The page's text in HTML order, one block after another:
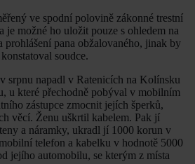
ve spodní polovině zákonné trestní
je možné ho uložit pouze s ohledem na
prohlášení pana obžalovaného, jinak by
soudce.
srpnu napadl v Ratenicích na Kolínsku
u které přechodně pobýval v mobilním
zástupce zmocnit jejích šperků,
věcí. Ženu uškrtil kabelem. Pak jí
a náramky, ukradl jí 1000 korun v
telefon a kabelku v hodnotě 5000
jejího automobilu, se kterým z místa